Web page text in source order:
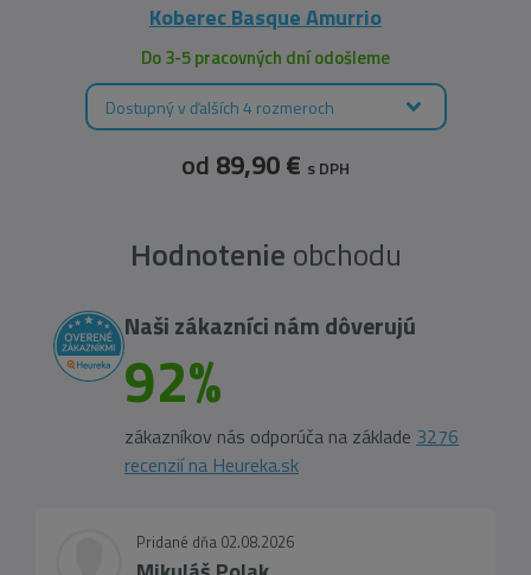
Koberec Basque Amurrio
Do 3-5 pracovných dní odošleme
Dostupný v ďalších 4 rozmeroch
od 89,90 € s DPH
Hodnotenie obchodu
Naši zákazníci nám dôverujú
92%
zákazníkov nás odporúča na základe 3276
recenzií na Heureka.sk
Pridané dňa 02.08.2026